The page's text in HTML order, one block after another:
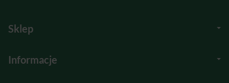
Sklep
Informacje